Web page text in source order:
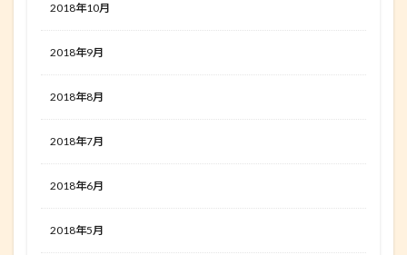
2018年10月
2018年9月
2018年8月
2018年7月
2018年6月
2018年5月